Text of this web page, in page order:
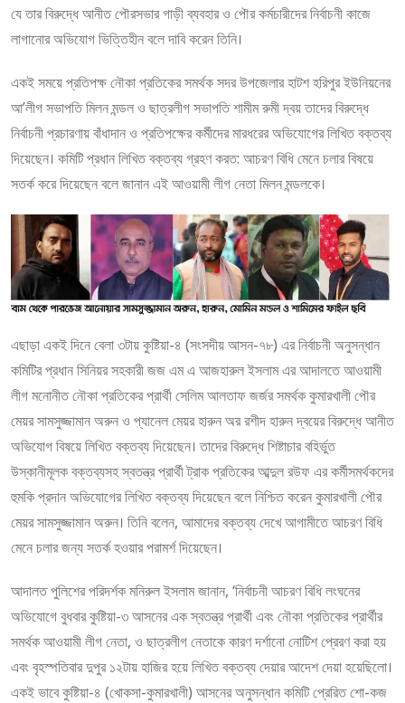
যে তার বিরুদ্ধে আনীত পৌরসভার গাড়ী ব্যবহার ও পৌর কর্মচারীদের নির্বাচনী কাজে
লাগানোর অভিযোগ ভিত্তিহীন বলে দাবি করেন তিনি।
একই সময়ে প্রতিপক্ষ নৌকা প্রতিকের সমর্থক সদর উপজেলার হাটশ হরিপুর ইউনিয়নের
আ’লীগ সভাপতি মিলন মন্ডল ও ছাত্রলীগ সভাপতি শামীম রুমী দ্বয় তাদের বিরুদ্ধে
নির্বাচনী প্রচারণায় বাঁধাদান ও প্রতিপক্ষের কর্মীদের মারধরের অভিযোগের লিখিত বক্তব্য
দিয়েছেন। কমিটি প্রধান লিখিত বক্তব্য গ্রহণ করত: আচরণ বিধি মেনে চলার বিষয়ে
সতর্ক করে দিয়েছেন বলে জানান এই আওয়ামী লীগ নেতা মিলন মন্ডলকে।
এছাড়া একই দিনে বেলা ৩টায় কুষ্টিয়া-৪ (সংসদীয় আসন-৭৮) এর নির্বাচনী অনুসন্ধান
কমিটির প্রধান সিনিয়র সহকারী জজ এম এ আজহারুল ইসলাম এর আদালতে আওয়ামী
লীগ মনোনীত নৌকা প্রতিকের প্রার্থী সেলিম আলতাফ জর্জর সমর্থক কুমারখালী পৌর
মেয়র সামসুজ্জামান অরুন ও প্যানেল মেয়র হারুন অর রশীদ হারুন দ্বয়ের বিরুদ্ধে আনীত
অভিযোগ বিষয়ে লিখিত বক্তব্য দিয়েছেন। তাদের বিরুদ্ধে শিষ্টাচার বহির্ভুত
উস্কানীমূলক বক্তব্যসহ স্বতন্ত্র প্রার্থী ট্রাক প্রতিকের আব্দুল রউফ এর কর্মীসমর্থকদের
হুমকি প্রদান অভিযোগের লিখিত বক্তব্য দিয়েছেন বলে নিশ্চিত করেন কুমারখালী পৌর
মেয়র সামসুজ্জামান অরুন। তিনি বলেন, আমাদের বক্তব্য দেখে আগামীতে আচরণ বিধি
মেনে চলার জন্য সতর্ক হওয়ার পরামর্শ দিয়েছেন।
আদালত পুলিশের পরিদর্শক মনিরুল ইসলাম জানান, ‘নির্বাচনী আচরণ বিধি লংঘনের
অভিযোগে বুধবার কুষ্টিয়া-৩ আসনের এক স্বতন্ত্র প্রার্থী এবং নৌকা প্রতিকের প্রার্থীর
সমর্থক আওয়ামী লীগ নেতা, ও ছাত্রলীগ নেতাকে কারণ দর্শানো নোটিশ প্রেরণ করা হয়
এবং বৃহস্পতিবার দুপুর ১২টায় হাজির হয়ে লিখিত বক্তব্য দেয়ার আদেশ দেয়া হয়েছিলো।
একই ভাবে কুষ্টিয়া-৪ (খোকসা-কুমারখালী) আসনের অনুসন্ধান কমিটি প্রেরিত শো-কজ